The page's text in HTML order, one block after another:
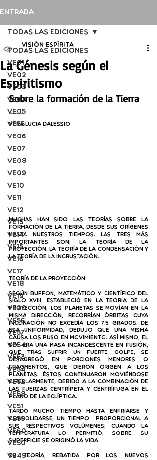
Entrada
Todas las ediciones
VE01
VE02
VE03
VE04
VE05
VE55
VE06
VE07
VE08
VE09
VE10
VE11
VE12
VE13
VE14
VE15
VE16
VE17
VE18
VE19
VE20
VE56
VE57
VE54
VE53
VE54
VE52
VE58
VE51
VE59
VE60
VE50
VE49
Todas las ediciones
La Génesis según el
Espiritismo
Visión Espírita
Sobre la formación de la Tierra
Vera Lucia Dalessio
Muchas han sido las teorías sobre la
formación de la Tierra, desde sus orígenes
hasta nuestros tiempos. Las tres más
importantes son: la teoría de la
proyección, la teoría de la condensación y
la teoría de la incrustación.
Teoría de la proyección
Según Buffon, matemático y científico del
Siglo XVIII, estableció en la teoría de la
proyección, los planetas se movían en la
misma dirección, recorrían órbitas cuya
inclinación no excedía los 7,5 grados. De
esa uniformidad, dedujo que una misma
causa los puso en movimiento. Así mismo, el
Sol era una masa incandescente en fusión,
que tras sufrir un fuerte golpe, se
desagregó en porciones menores o
fragmentos, que dieron origen a los
planetas. Éstos continuaron moviéndose
circularmente, debido a la combinación de
las fuerzas centrípeta y centrífuga en el
plano de la eclíptica.
Tardó mucho tiempo hasta enfriarse y
consolidarse, un tiempo  proporcional a
sus respectivos volúmenes; cuando la
temperatura lo permitió, sobre su
superficie se originó la vida.
Su teoría, rebatida por los nuevos